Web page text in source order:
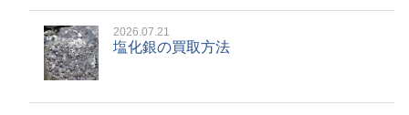
2026.07.21
塩化銀の買取方法